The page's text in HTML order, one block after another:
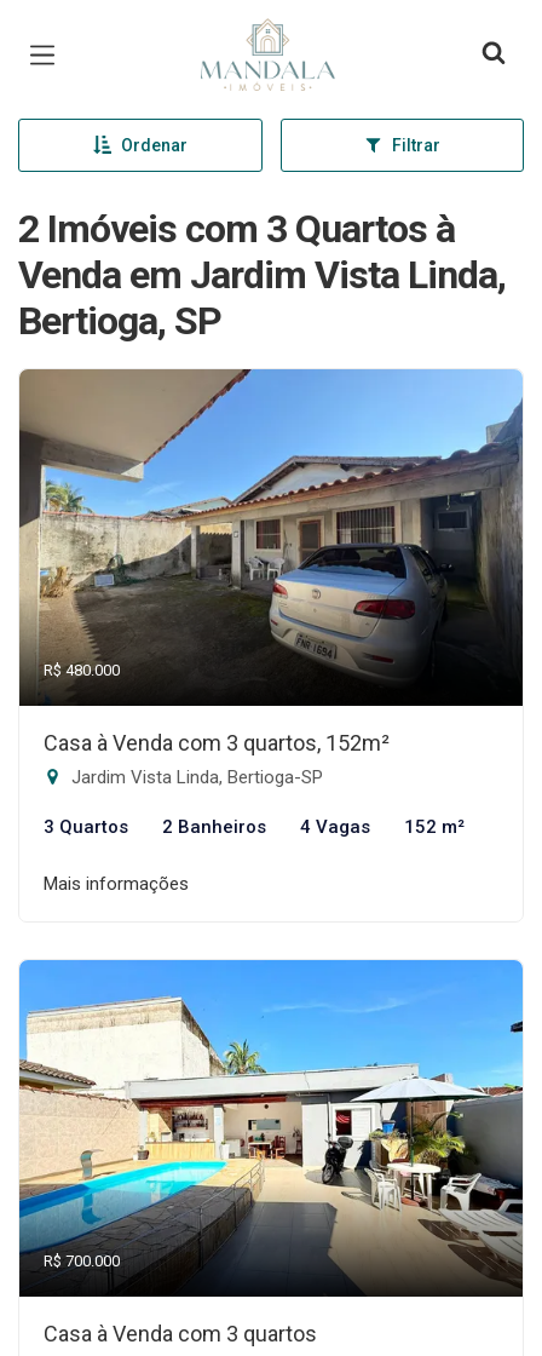
Página inicial
Ordenar Filtrar
2 Imóveis com 3 Quartos à
Venda em Jardim Vista Linda,
Bertioga, SP
R$ 480.000
Casa à Venda com 3 quartos, 152m²
Jardim Vista Linda, Bertioga-SP
3 Quartos 2 Banheiros 4 Vagas 152 m²
Mais informações
R$ 700.000
Casa à Venda com 3 quartos